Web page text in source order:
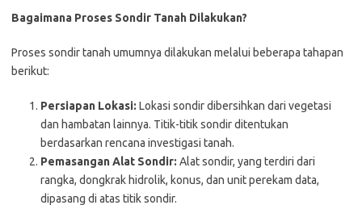
Bagaimana Proses Sondir Tanah Dilakukan?
Proses sondir tanah umumnya dilakukan melalui beberapa tahapan
berikut:
Persiapan Lokasi: Lokasi sondir dibersihkan dari vegetasi
dan hambatan lainnya. Titik-titik sondir ditentukan
berdasarkan rencana investigasi tanah.
Pemasangan Alat Sondir: Alat sondir, yang terdiri dari
rangka, dongkrak hidrolik, konus, dan unit perekam data,
dipasang di atas titik sondir.